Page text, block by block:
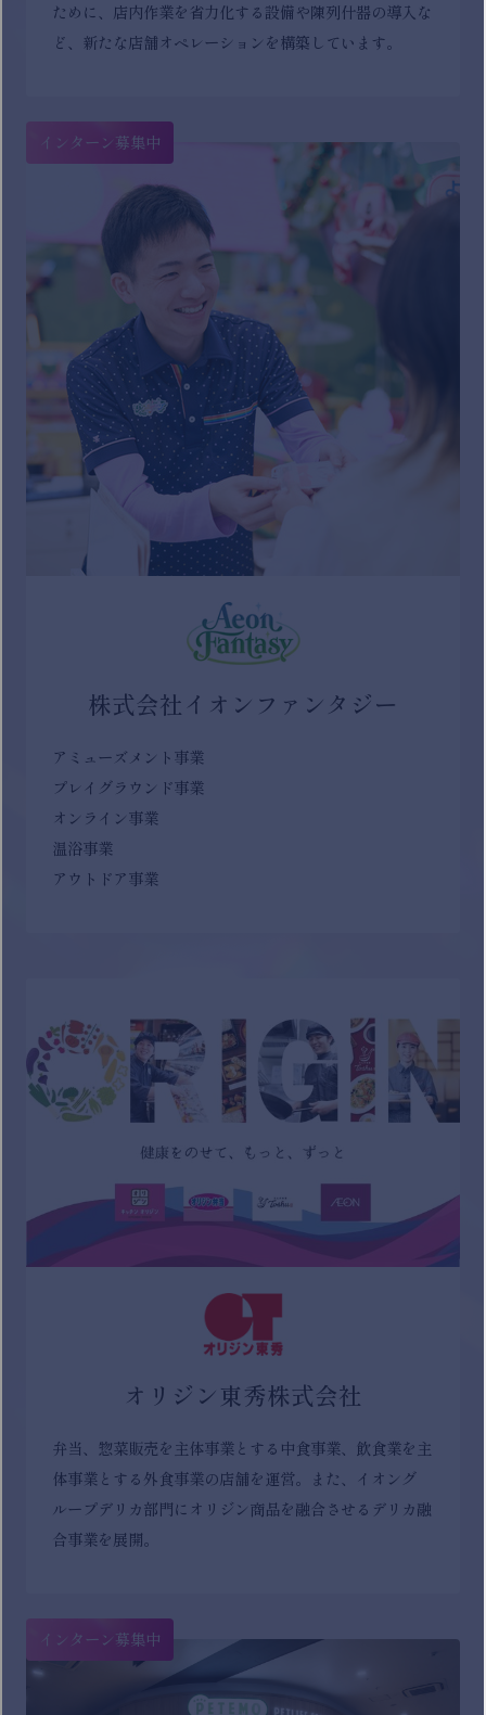
ために、店内作業を省力化する設備や陳列什器の導入な
ど、新たな店舗オペレーションを構築しています。
インターン募集中
株式会社イオンファンタジー
アミューズメント事業
プレイグラウンド事業
オンライン事業
温浴事業
アウトドア事業
オリジン東秀株式会社
弁当、惣菜販売を主体事業とする中食事業、飲食業を主
体事業とする外食事業の店舗を運営。また、イオング
ループデリカ部門にオリジン商品を融合させるデリカ融
合事業を展開。
インターン募集中